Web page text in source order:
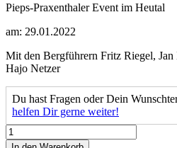
Pieps-Praxenthaler Event im Heutal
am: 29.01.2022
Mit den Bergführern Fritz Riegel,
Hajo Netzer
Du hast Fragen oder Dein
helfen Dir gerne weiter!
Bergführer
Tagessatz